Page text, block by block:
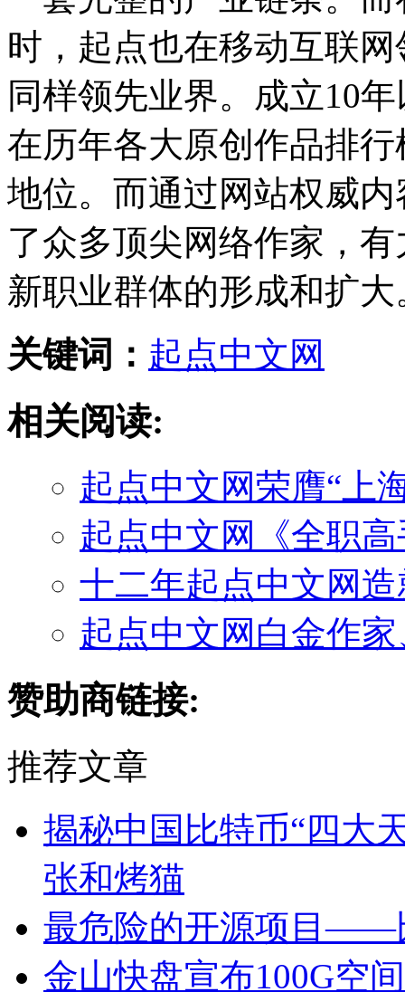
时，起点也在移动互联
同样领先业界。成立10
在历年各大原创作品排
地位。而通过网站权威
了众多顶尖网络作家，
新职业群体的形成和扩大
关键词： 起点中文网
相关阅读:
起点中文网荣膺“上
起点中文网《全职
十二年起点中文网
起点中文网白金作
赞助商链接:
推荐文章
揭秘中国比特币“四大
张和烤猫
最危险的开源项目——
金山快盘宣布100G空